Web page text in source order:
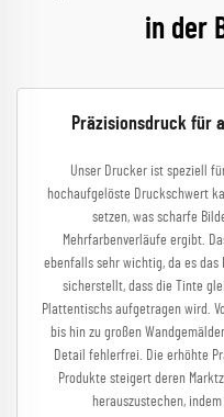
in der
Präzisionsdruck für
Unser Drucker ist speziell
hochaufgelöste Druckschwert
setzen, was scharfe
Mehrfarbenverläufe ergibt.
ebenfalls sehr wichtig, da es
sicherstellt, dass die Tinte
Plattentischs aufgetragen wird.
bis hin zu großen
Detail fehlerfrei. Die erhöhte
Produkte steigert deren
herauszustechen,